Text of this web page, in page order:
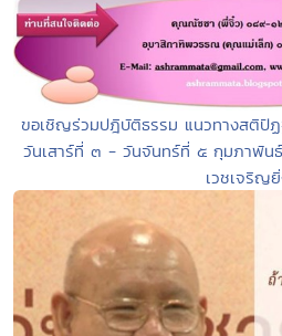
ขอเชิญร่วมปฎิบัติธรรม แนวทางสติปั
วันเสาร์ที่ ๓ - วันจันทร์ที่ ๕ กุมภาพัน
เวชเจริญ